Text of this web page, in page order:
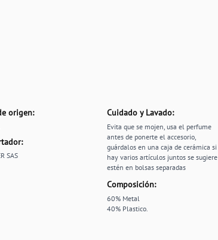
origen:
SAS
Cuidado y Lavado:
Evita que se mojen, usa el perfume
antes de ponerte el accesorio,
guárdalos en una caja de cerámica si
hay varios artículos juntos se sugiere
estén en bolsas separadas
Composición:
60% Metal
40% Plastico.